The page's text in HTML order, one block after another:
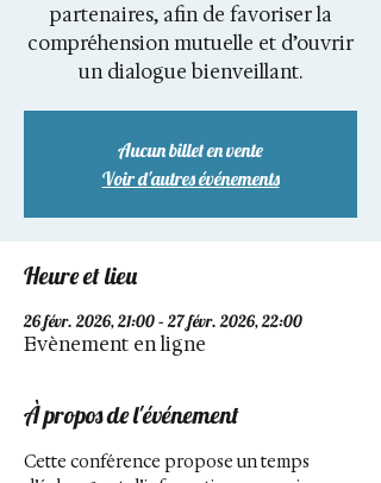
partenaires, afin de favoriser la
compréhension mutuelle et d’ouvrir
un dialogue bienveillant.
Aucun billet en vente
Voir d'autres événements
Heure et lieu
26 févr. 2026, 21:00 – 27 févr. 2026, 22:00
Evènement en ligne
À propos de l'événement
Cette conférence propose un temps